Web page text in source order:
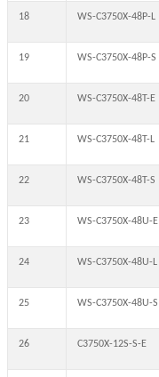
18 WS-C3750X-48P-L
19 WS-C3750X-48P-S
20 WS-C3750X-48T-E
21 WS-C3750X-48T-L
22 WS-C3750X-48T-S
23 WS-C3750X-48U-E
24 WS-C3750X-48U-L
25 WS-C3750X-48U-S
26 C3750X-12S-S-E